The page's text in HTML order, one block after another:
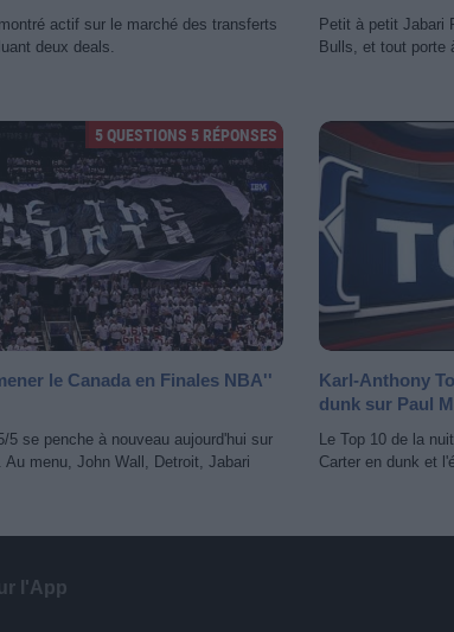
actif sur le marché des transferts
deux deals.
Petit à petit Jabari
Bulls, et tout porte
5 QUESTIONS 5 RÉPONSES
le Canada en Finales NBA''
5 se penche à nouveau aujourd'hui sur
Au menu, John Wall, Detroit, Jabari
Karl-Anthony
dunk sur Paul
Le Top 10 de la
Carter en dunk et
l'App